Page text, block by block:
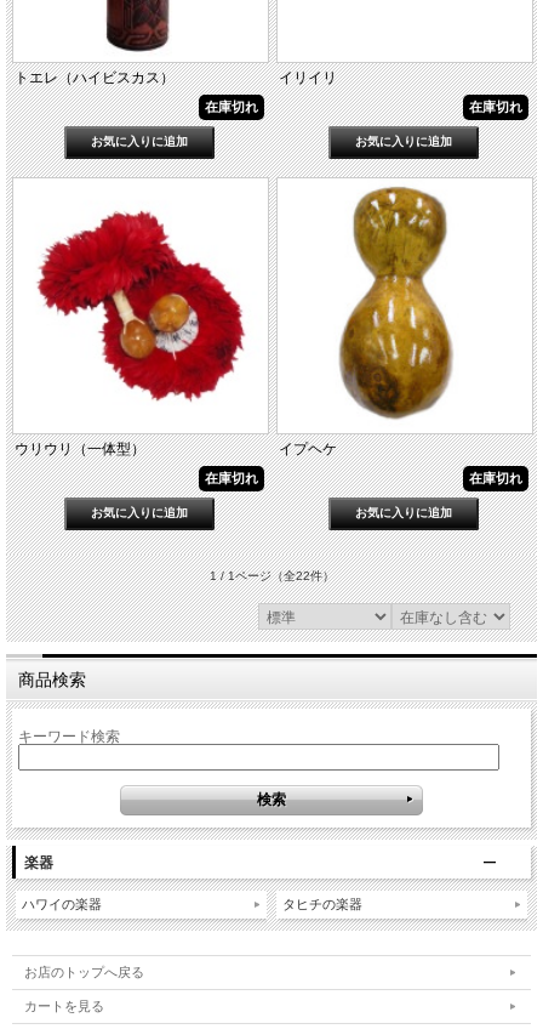
トエレ（ハイビスカス）
在庫切れ
イリイリ
在庫切れ
ウリウリ（一体型）
在庫切れ
イプヘケ
在庫切れ
1 / 1ページ（全22件）
商品検索
キーワード検索
楽器
ハワイの楽器 タヒチの楽器
お店のトップへ戻る
カートを見る